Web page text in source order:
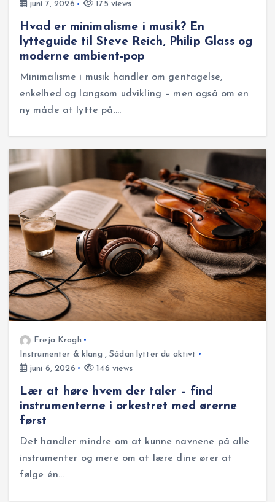
juni 7, 2026
175 views
Hvad er minimalisme i musik? En
lytteguide til Steve Reich, Philip Glass og
moderne ambient-pop
Minimalisme i musik handler om gentagelse,
enkelhed og langsom udvikling – men også om en
ny måde at lytte på.…
Freja Krogh
Instrumenter & klang ,Sådan lytter du aktivt
juni 6, 2026
146 views
Lær at høre hvem der taler – find
instrumenterne i orkestret med ørerne
først
Det handler mindre om at kunne navnene på alle
instrumenter og mere om at lære dine ører at
følge én…